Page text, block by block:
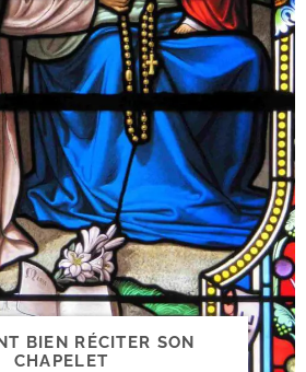
BIEN RÉCITER SON
CHAPELET